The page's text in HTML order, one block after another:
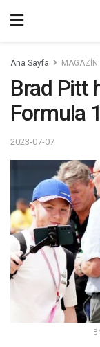
Ana Sayfa MAGAZİN
Brad Pitt
Formula
2023-07-07